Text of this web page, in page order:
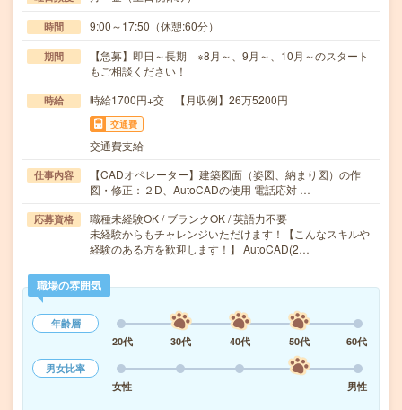
時間 9:00～17:50（休憩:60分）
期間
【急募】即日～長期 ※8月～、9月～、10月～のスタート
もご相談ください！
時給 時給1700円+交 【月収例】26万5200円
交通費
交通費支給
仕事内容
【CADオペレーター】建築図面（姿図、納まり図）の作
図・修正：２D、AutoCADの使用 電話応対 …
応募資格
職種未経験OK / ブランクOK / 英語力不要
未経験からもチャレンジいただけます！【こんなスキルや
経験のある方を歓迎します！】 AutoCAD(2…
職場の雰囲気
年齢層
20代
30代 40代 50代
60代
男女比率
女性
男性